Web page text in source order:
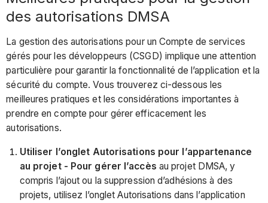
des autorisations DMSA
La gestion des autorisations pour un Compte de services
gérés pour les développeurs (CSGD) implique une attention
particulière pour garantir la fonctionnalité de l’application et la
sécurité du compte. Vous trouverez ci-dessous les
meilleures pratiques et les considérations importantes à
prendre en compte pour gérer efficacement les
autorisations.
Utiliser l’onglet Autorisations pour l’appartenance
au projet - Pour gérer l’accès au projet DMSA, y
compris l’ajout ou la suppression d’adhésions à des
projets, utilisez l’onglet Autorisations dans l’application